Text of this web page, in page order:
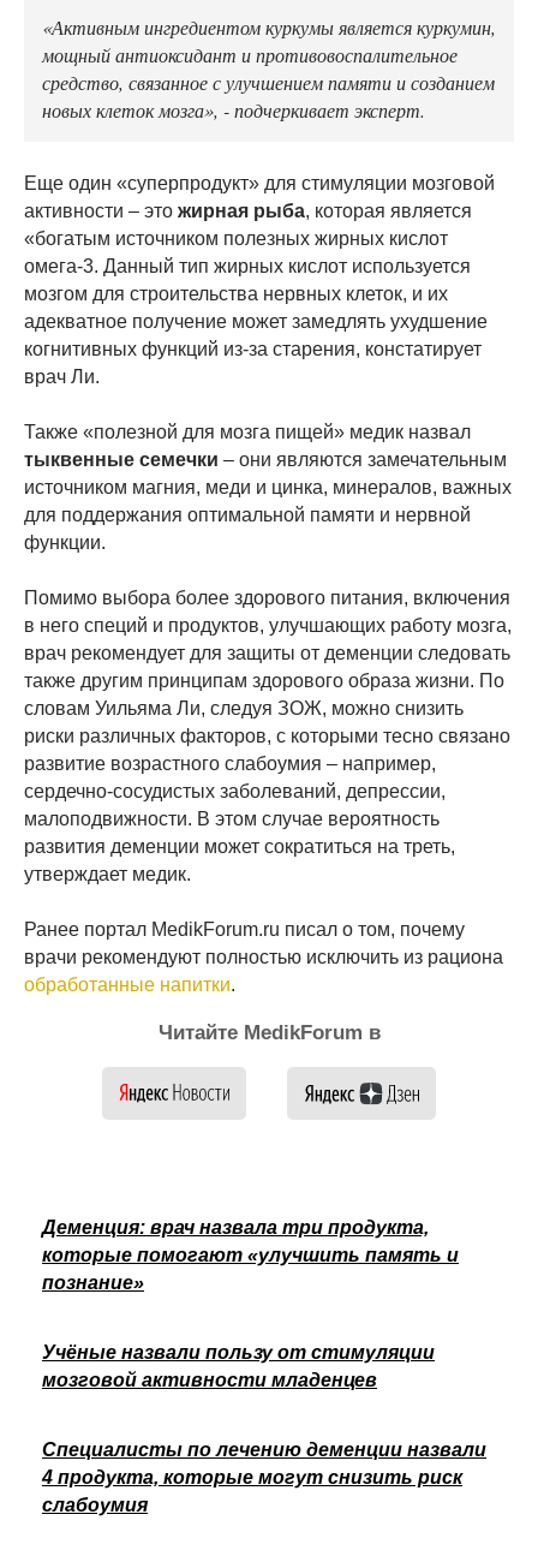
«Активным ингредиентом куркумы является куркумин,
мощный антиоксидант и противовоспалительное
средство, связанное с улучшением памяти и созданием
новых клеток мозга», - подчеркивает эксперт.
Еще один «суперпродукт» для стимуляции мозговой
активности – это жирная рыба, которая является
«богатым источником полезных жирных кислот
омега-3. Данный тип жирных кислот используется
мозгом для строительства нервных клеток, и их
адекватное получение может замедлять ухудшение
когнитивных функций из-за старения, констатирует
врач Ли.
Также «полезной для мозга пищей» медик назвал
тыквенные семечки – они являются замечательным
источником магния, меди и цинка, минералов, важных
для поддержания оптимальной памяти и нервной
функции.
Помимо выбора более здорового питания, включения
в него специй и продуктов, улучшающих работу мозга,
врач рекомендует для защиты от деменции следовать
также другим принципам здорового образа жизни. По
словам Уильяма Ли, следуя ЗОЖ, можно снизить
риски различных факторов, с которыми тесно связано
развитие возрастного слабоумия – например,
сердечно-сосудистых заболеваний, депрессии,
малоподвижности. В этом случае вероятность
развития деменции может сократиться на треть,
утверждает медик.
Ранее портал MedikForum.ru писал о том, почему
врачи рекомендуют полностью исключить из рациона
обработанные напитки.
Читайте MedikForum в
Деменция: врач назвала три продукта,
которые помогают «улучшить память и
познание»
Учёные назвали пользу от стимуляции
мозговой активности младенцев
Специалисты по лечению деменции назвали
4 продукта, которые могут снизить риск
слабоумия